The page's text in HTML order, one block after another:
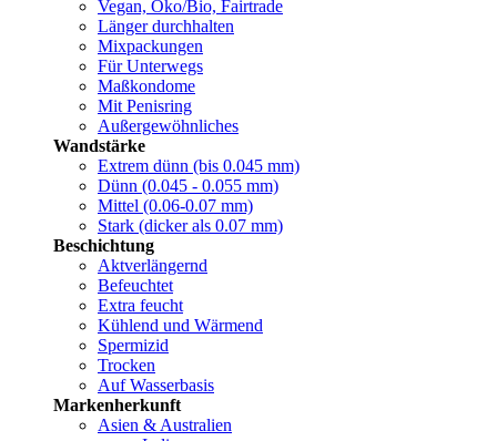
Vegan, Öko/Bio, Fairtrade
Länger durchhalten
Mixpackungen
Für Unterwegs
Maßkondome
Mit Penisring
Außergewöhnliches
Wandstärke
Extrem dünn (bis 0.045 mm)
Dünn (0.045 - 0.055 mm)
Mittel (0.06-0.07 mm)
Stark (dicker als 0.07 mm)
Beschichtung
Aktverlängernd
Befeuchtet
Extra feucht
Kühlend und Wärmend
Spermizid
Trocken
Auf Wasserbasis
Markenherkunft
Asien & Australien